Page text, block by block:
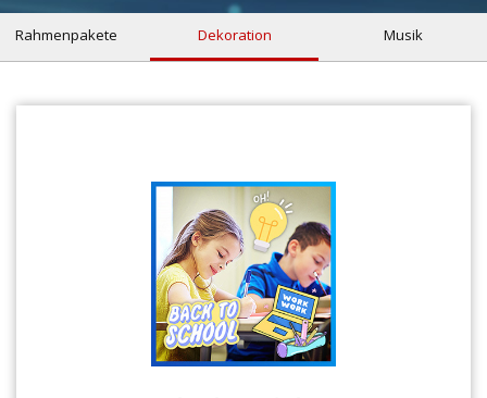
Rahmenpakete Dekoration Musik